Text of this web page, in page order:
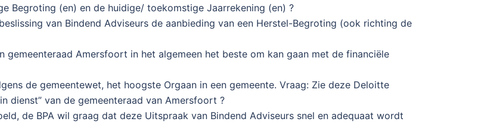
Begroting (en) en de huidige/ toekomstige Jaarrekening (en) ?
van Bindend Adviseurs de aanbieding van een Herstel-Begroting (ook richting de
Amersfoort in het algemeen het beste om kan gaan met de financiële
de gemeentewet, het hoogste Orgaan in een gemeente. Vraag: Zie deze Deloitte
dienst” van de gemeenteraad van Amersfoort ?
de BPA wil graag dat deze Uitspraak van Bindend Adviseurs snel en adequaat wordt